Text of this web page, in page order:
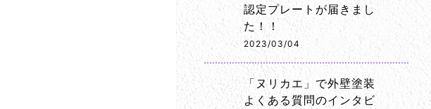
認定プレートが届きまし
た！！
2023/03/04
「ヌリカエ」で外壁塗装
よくある質問のインタビ